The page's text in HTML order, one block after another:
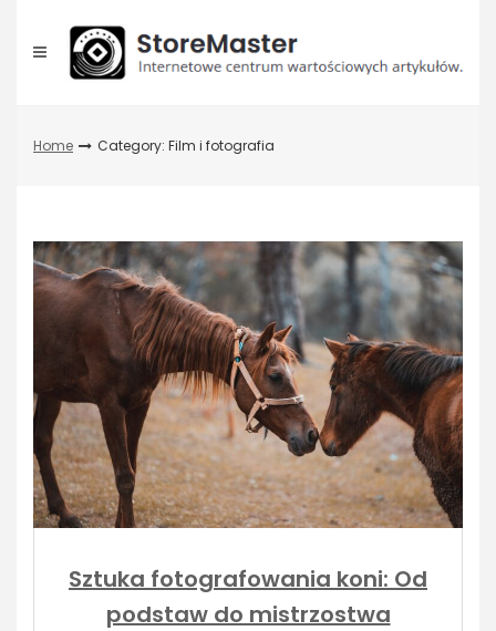
content
Home Category: Film i fotografia
Sztuka fotografowania koni: Od
podstaw do mistrzostwa